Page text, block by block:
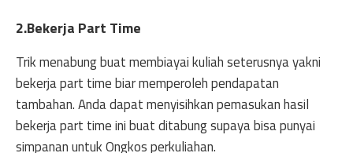
2.Bekerja Part Time
Trik menabung buat membiayai kuliah seterusnya yakni
bekerja part time biar memperoleh pendapatan
tambahan. Anda dapat menyisihkan pemasukan hasil
bekerja part time ini buat ditabung supaya bisa punyai
simpanan untuk Ongkos perkuliahan.